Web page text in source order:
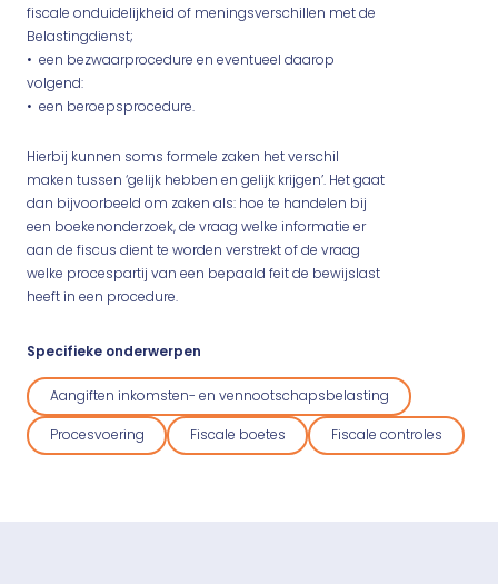
fiscale onduidelijkheid of meningsverschillen met de
Belastingdienst;
• een bezwaarprocedure en eventueel daarop
volgend:
• een beroepsprocedure.
Hierbij kunnen soms formele zaken het verschil
maken tussen ‘gelijk hebben en gelijk krijgen’. Het gaat
dan bijvoorbeeld om zaken als: hoe te handelen bij
een boekenonderzoek, de vraag welke informatie er
aan de fiscus dient te worden verstrekt of de vraag
welke procespartij van een bepaald feit de bewijslast
heeft in een procedure.
Specifieke onderwerpen
Aangiften inkomsten- en vennootschapsbelasting
Procesvoering Fiscale boetes Fiscale controles